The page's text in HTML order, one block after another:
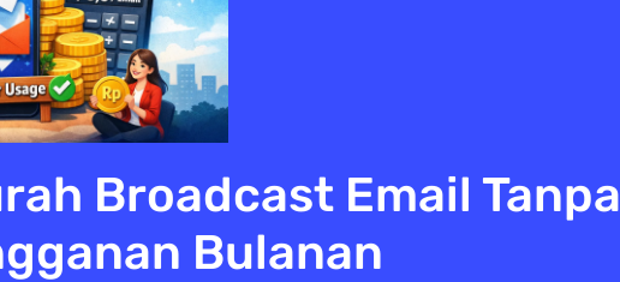
Broadcast Email Tanpa
Bulanan